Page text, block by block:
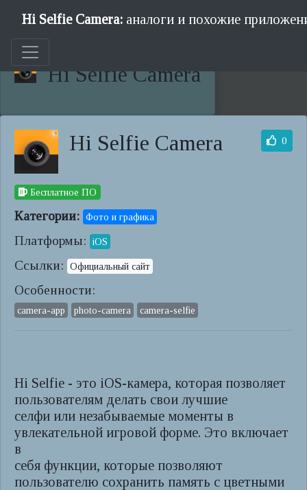
Hi Selfie Camera: аналоги и похожие
Hi Selfie Camera
Hi Selfie Camera 0
Бесплатное ПО
Категории: Фото и графика
Платформы: iOS
Ссылки: Официальный сайт
Особенности:
camera-app photo-camera camera-selfie
Hi Selfie - это iOS-камера, которая позволяет
пользователям делать свои лучшие
селфи или незабываемые моменты в
увлекательной игровой форме. Это включает
в
себя функции, которые позволяют
пользователю сохранить память с цветными